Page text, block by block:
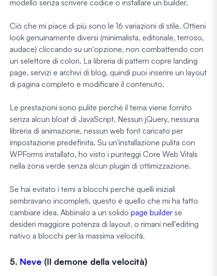
modello senza scrivere codice o installare un builder.
Ciò che mi piace di più sono le 16 variazioni di stile. Ottieni
look genuinamente diversi (minimalista, editoriale, terroso,
audace) cliccando su un'opzione, non combattendo con
un selettore di colori. La libreria di pattern copre landing
page, servizi e archivi di blog, quindi puoi inserire un layout
di pagina completo e modificare il contenuto.
Le prestazioni sono pulite perché il tema viene fornito
senza alcun bloat di JavaScript. Nessun jQuery, nessuna
libreria di animazione, nessun web font caricato per
impostazione predefinita. Su un'installazione pulita con
WPForms installato, ho visto i punteggi Core Web Vitals
nella zona verde senza alcun plugin di ottimizzazione.
Se hai evitato i temi a blocchi perché quelli iniziali
sembravano incompleti, questo è quello che mi ha fatto
cambiare idea. Abbinalo a un solido page builder se
desideri maggiore potenza di layout, o rimani nell'editing
nativo a blocchi per la massima velocità.
5. Neve (Il demone della velocità)